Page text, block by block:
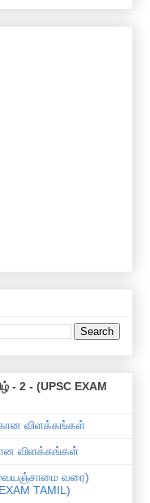
- 2 - (UPSC EXAM
விளக்கங்கள்
விளக்கங்கள்
வரை)
TAMIL)